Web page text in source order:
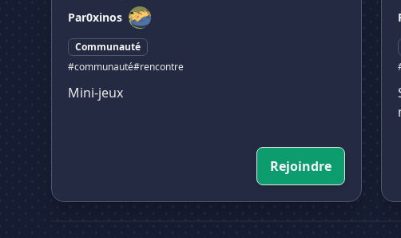
Par0xinos
Communauté
#communauté#rencontre
Mini-jeux
Rejoindre